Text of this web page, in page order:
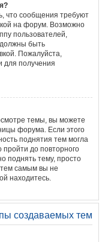
что сообщения требуют
на форум. Возможно
пользователей,
быть
Пожалуйста,
для получения
темы, вы можете
форума. Если этого
поднятия тем могла
до повторного
поднять тему, просто
тем самым вы не
находитесь.
создаваемых тем